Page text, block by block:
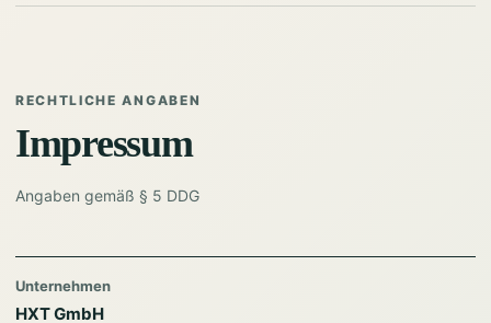
RECHTLICHE ANGABEN
Impressum
Angaben gemäß § 5 DDG
Unternehmen
HXT GmbH